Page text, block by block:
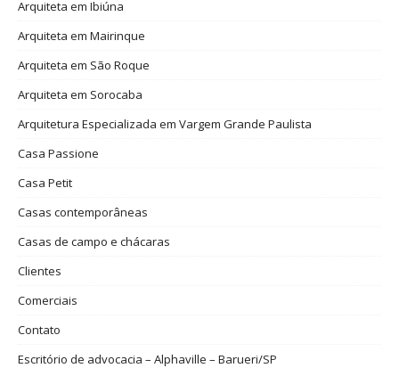
Arquiteta em Ibiúna
Arquiteta em Mairinque
Arquiteta em São Roque
Arquiteta em Sorocaba
Arquitetura Especializada em Vargem Grande Paulista
Casa Passione
Casa Petit
Casas contemporâneas
Casas de campo e chácaras
Clientes
Comerciais
Contato
Escritório de advocacia – Alphaville – Barueri/SP